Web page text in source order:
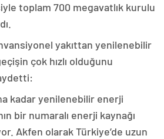
toplam 700 megavatlık kurulu
yakıttan yenilenebilir
çok hızlı olduğunu
kadar yenilenebilir enerji
bir numaralı enerji kaynağı
Akfen olarak Türkiye’de uzun